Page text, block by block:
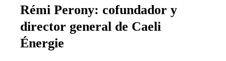
Rémi Perony: cofundador y
director general de Caeli
Énergie